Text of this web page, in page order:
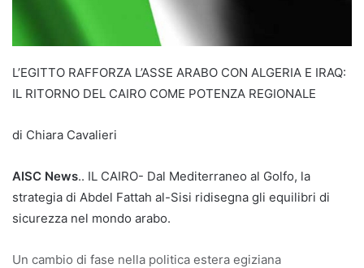
L’EGITTO RAFFORZA L’ASSE ARABO CON ALGERIA E IRAQ:
IL RITORNO DEL CAIRO COME POTENZA REGIONALE
di Chiara Cavalieri
AISC News.. IL CAIRO- Dal Mediterraneo al Golfo, la
strategia di Abdel Fattah al-Sisi ridisegna gli equilibri di
sicurezza nel mondo arabo.
Un cambio di fase nella politica estera egiziana